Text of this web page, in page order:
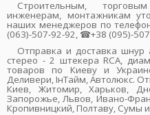
Строительным,
инженерам, монтажникам
наших менеджеров по
(063)-507-92-92, ☎+38 (095)-
Отправка и доставка шнур
стерео - 2 штекера RCA,
товаров по Киеву и
Деливери, ІнТайм, Автолюкс.
Киев, Житомир, Харьков,
Запорожье, Львов, Ивано-
Кропивницкий, Полтаву, Сумы